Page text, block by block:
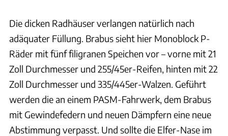
Die dicken Radhäuser verlangen natürlich nach
adäquater Füllung. Brabus sieht hier Monoblock P-
Räder mit fünf filigranen Speichen vor – vorne mit 21
Zoll Durchmesser und 255/45er-Reifen, hinten mit 22
Zoll Durchmesser und 335/445er-Walzen. Geführt
werden die an einem PASM-Fahrwerk, dem Brabus
mit Gewindefedern und neuen Dämpfern eine neue
Abstimmung verpasst. Und sollte die Elfer-Nase im